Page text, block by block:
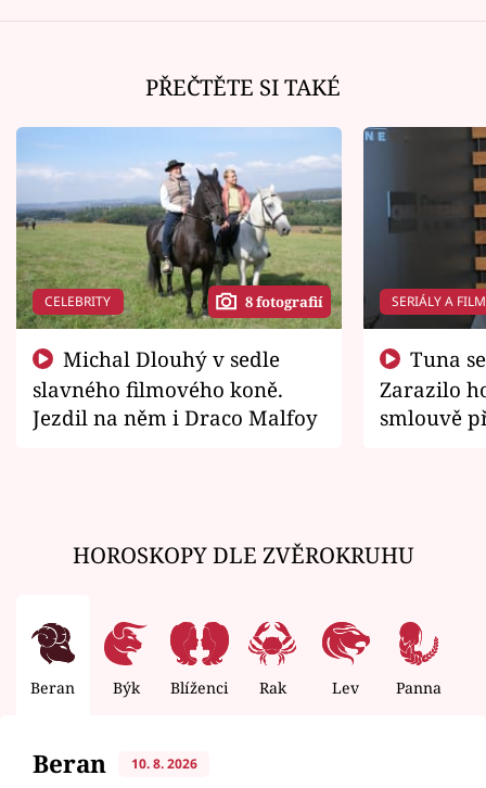
PŘEČTĚTE SI TAKÉ
CELEBRITY 8 fotografií
slavného filmového koně.
Jezdil na něm i Draco Malfoy
SERIÁLY A
Zarazilo
smlouvě
HOROSKOPY DLE ZVĚROKRUHU
Beran Býk Blíženci Rak Lev Panna
Beran 10. 8. 2026